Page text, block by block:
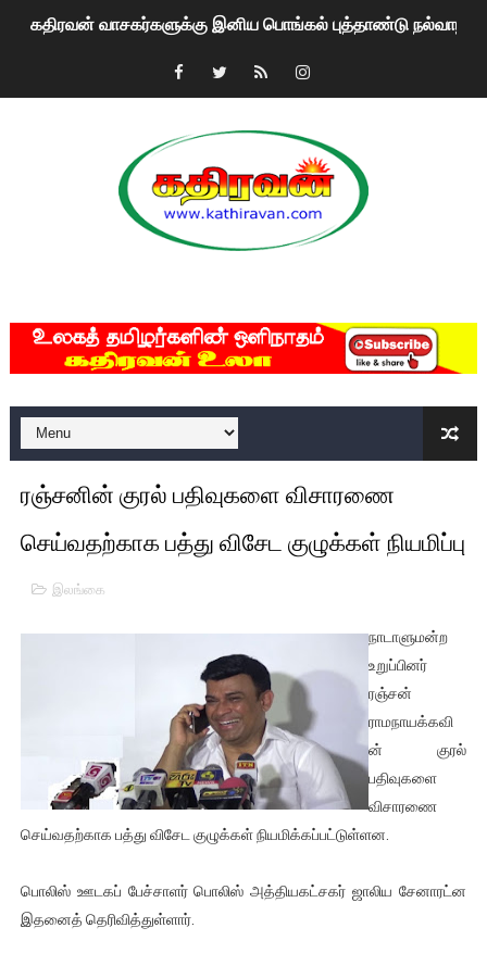
கதிரவன் வாசகர்களுக்கு இனிய பொங்கல் புத்தாண்டு
மகிந்த ராஜபக்சே பதவி விலக திட்டம்?
காணாமல் போகும் பிள்ளையார்கள்!
குண்டை தூக்கிப்போட்ட ஆய்வு…. இந்தியாவின் “கோவிஷீல்டு”
ஏர்போர்ட்டில் உதைத்த நபர் யார், என்ன நடந்தது?: உண்மையை
சீனா இலங்கையிடம் 8 மில்லியன் அமெரிக்க டொலர் நட்டஈடு
01/11/2021 Scotland ல் நடைபெறும் கண்டனப்
பாலச்சந்திரன் மற்றும் தன்னிடம் படித்த மாணவர்கள் தொடர்பில்
பிரிட்டனால் கடத்தப்படும் நிலையில் இலங்கைத் தமிழ் குடும்பம்!!
வர்ராரு...வர்ராரு... அண்ணாத்த : ரஜினிக்காக இலங்கை
தடுப்பூசியை பெற்றுக் கொள்ளக் கூடிய இடங்கள்...
சிறுமியை பாலியல் வன்கொடுமை செய்த முதியவருக்கு
பிரபல நடிகை தூக்கிட்டு தற்கொலை!
வடிவேலுவுக்கு நீதிமன்றம் விதித்துள்ள அதிரடி உத்தரவு!
ஐ.நா முன்றலில் சீரற்ற காலநிலையிலும் தமிழின அழிப்பிற்கு
ரஞ்சனின் குரல் பதிவுகளை விசாரணை
செய்வதற்காக பத்து விசேட குழுக்கள் நியமிப்பு
இலங்கை
நாடாளுமன்ற
உறுப்பினர்
ரஞ்சன்
ராமநாயக்கவி
ன் குரல்
பதிவுகளை
விசாரணை
செய்வதற்காக பத்து விசேட குழுக்கள் நியமிக்கப்பட்டுள்ளன.
பொலிஸ் ஊடகப் பேச்சாளர் பொலிஸ் அத்தியகட்சகர் ஜாலிய சேனாரட்ன
இதனைத் தெரிவித்துள்ளார்.